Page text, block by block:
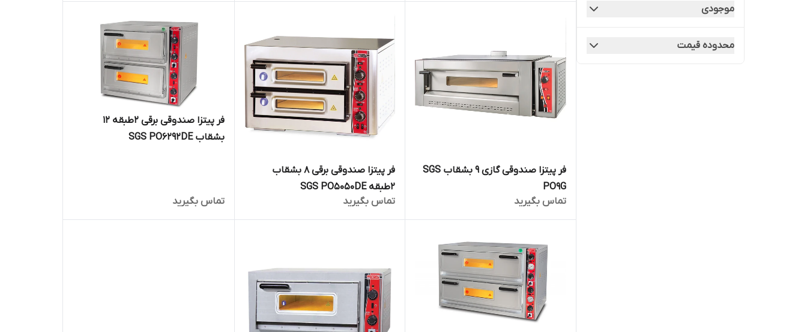
موجودی
محدوده قیمت
فر پیتزا صندوقی گازی 9 بشقاب SGS
PO9G
تماس بگیرید
فر پیتزا صندوقی برقی 8 بشقاب
2طبقه SGS PO5050DE
تماس بگیرید
فر پیتزا صندوقی برقی 2طبقه 12
بشقاب SGS PO6292DE
تماس بگیرید